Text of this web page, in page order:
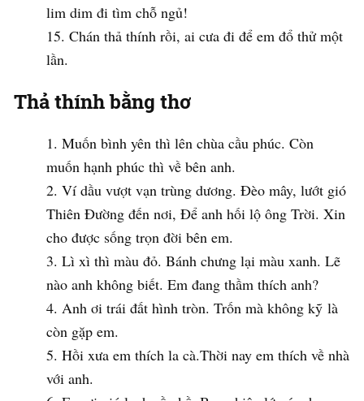
lim dim đi tìm chỗ ngủ!
Chán thả thính rồi, ai cưa đi để em đổ thử một
lần.
Thả thính bằng thơ
Muốn bình yên thì lên chùa cầu phúc. Còn
muốn hạnh phúc thì về bên anh.
Ví dầu vượt vạn trùng dương. Đèo mây, lướt gió
Thiên Đường đến nơi, Để anh hối lộ ông Trời. Xin
cho được sống trọn đời bên em.
Lì xì thì màu đỏ. Bánh chưng lại màu xanh. Lẽ
nào anh không biết. Em đang thầm thích anh?
Anh ơi trái đất hình tròn. Trốn mà không kỹ là
còn gặp em.
Hồi xưa em thích la cà.Thời nay em thích về nhà
với anh.